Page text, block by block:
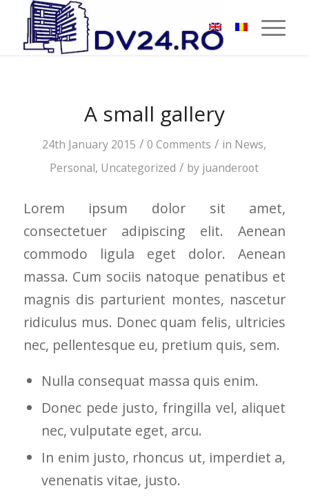
A small gallery
24th January 2015 / 0 Comments / in News,
Personal, Uncategorized / by juanderoot
Lorem ipsum dolor sit amet,
consectetuer adipiscing elit. Aenean
commodo ligula eget dolor. Aenean
massa. Cum sociis natoque penatibus et
magnis dis parturient montes, nascetur
ridiculus mus. Donec quam felis, ultricies
nec, pellentesque eu, pretium quis, sem.
Nulla consequat massa quis enim.
Donec pede justo, fringilla vel, aliquet
nec, vulputate eget, arcu.
In enim justo, rhoncus ut, imperdiet a,
venenatis vitae, justo.